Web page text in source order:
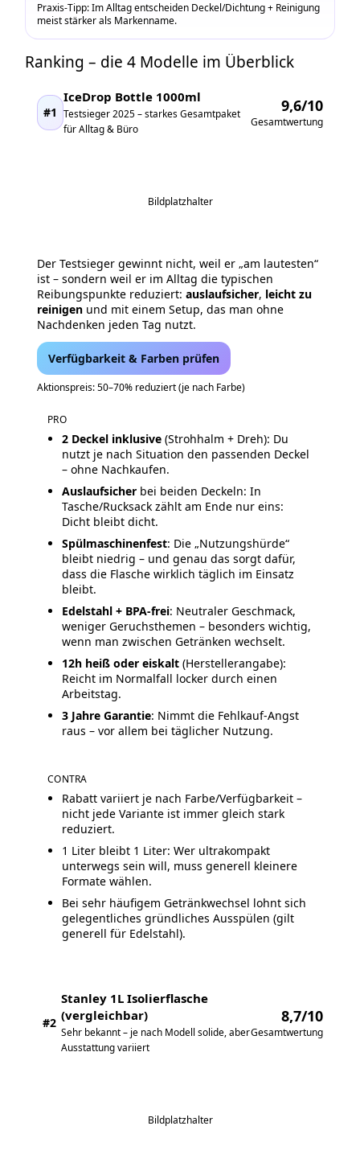
Praxis-Tipp: Im Alltag entscheiden Deckel/Dichtung + Reinigung
meist stärker als Markenname.
Ranking – die 4 Modelle im Überblick
#1
IceDrop Bottle 1000ml
Testsieger 2025 – starkes Gesamtpaket
für Alltag & Büro
9,6/10
Gesamtwertung
Bildplatzhalter
Der Testsieger gewinnt nicht, weil er „am lautesten“
ist – sondern weil er im Alltag die typischen
Reibungspunkte reduziert: auslaufsicher, leicht zu
reinigen und mit einem Setup, das man ohne
Nachdenken jeden Tag nutzt.
Verfügbarkeit & Farben prüfen
Aktionspreis: 50–70% reduziert (je nach Farbe)
PRO
2 Deckel inklusive (Strohhalm + Dreh): Du
nutzt je nach Situation den passenden Deckel
– ohne Nachkaufen.
Auslaufsicher bei beiden Deckeln: In
Tasche/Rucksack zählt am Ende nur eins:
Dicht bleibt dicht.
Spülmaschinenfest: Die „Nutzungshürde“
bleibt niedrig – und genau das sorgt dafür,
dass die Flasche wirklich täglich im Einsatz
bleibt.
Edelstahl + BPA-frei: Neutraler Geschmack,
weniger Geruchsthemen – besonders wichtig,
wenn man zwischen Getränken wechselt.
12h heiß oder eiskalt (Herstellerangabe):
Reicht im Normalfall locker durch einen
Arbeitstag.
3 Jahre Garantie: Nimmt die Fehlkauf-Angst
raus – vor allem bei täglicher Nutzung.
CONTRA
Rabatt variiert je nach Farbe/Verfügbarkeit –
nicht jede Variante ist immer gleich stark
reduziert.
1 Liter bleibt 1 Liter: Wer ultrakompakt
unterwegs sein will, muss generell kleinere
Formate wählen.
Bei sehr häufigem Getränkwechsel lohnt sich
gelegentliches gründliches Ausspülen (gilt
generell für Edelstahl).
#2
Stanley 1L Isolierflasche
(vergleichbar)
Sehr bekannt – je nach Modell solide, aber
Ausstattung variiert
8,7/10
Gesamtwertung
Bildplatzhalter